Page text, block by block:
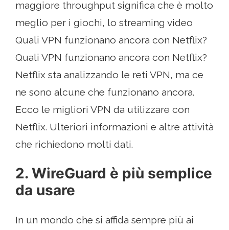
maggiore throughput significa che è molto
meglio per i giochi, lo streaming video
Quali VPN funzionano ancora con Netflix?
Quali VPN funzionano ancora con Netflix?
Netflix sta analizzando le reti VPN, ma ce
ne sono alcune che funzionano ancora.
Ecco le migliori VPN da utilizzare con
Netflix. Ulteriori informazioni e altre attività
che richiedono molti dati.
2. WireGuard è più semplice
da usare
In un mondo che si affida sempre più ai